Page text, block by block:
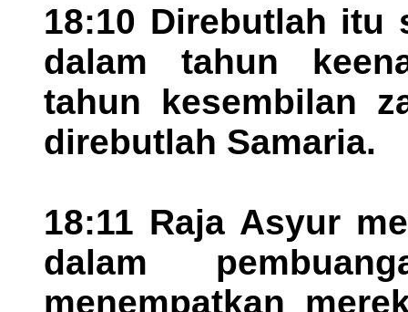
18:10 Direbutlah itu
dalam tahun
tahun kesembilan
direbutlah Samaria.
18:11 Raja Asyur
dalam
menempatkan